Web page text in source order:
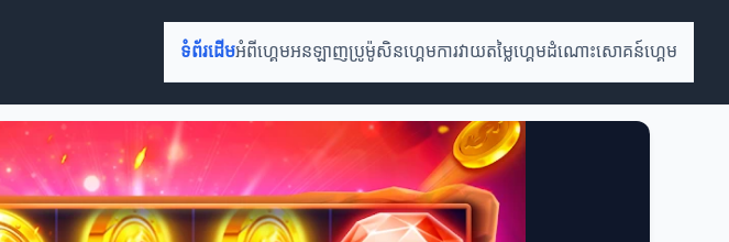
ទំព័រដើមអំពីហ្គេមអនឡាញប្រូម៉ូសិនហ្គេមការវាយតម្លៃហ្គេមដំណោះសោគន៍ហ្គេម